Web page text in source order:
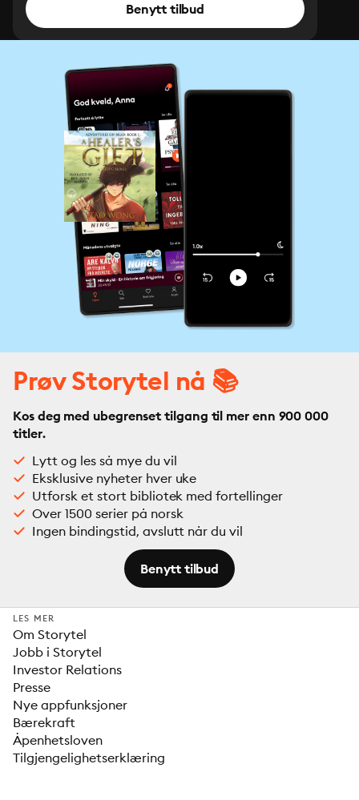
Benytt tilbud
Prøv Storytel nå 📚
Kos deg med ubegrenset tilgang til mer enn 900 000
titler.
Lytt og les så mye du vil
Eksklusive nyheter hver uke
Utforsk et stort bibliotek med fortellinger
Over 1500 serier på norsk
Ingen bindingstid, avslutt når du vil
Benytt tilbud
LES MER
Om Storytel
Jobb i Storytel
Investor Relations
Presse
Nye appfunksjoner
Bærekraft
Åpenhetsloven
Tilgjengelighetserklæring